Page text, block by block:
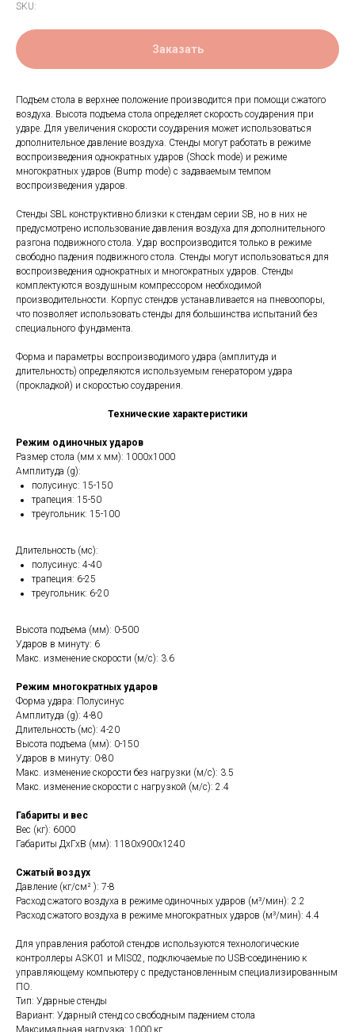
SKU:
Заказать
Подъем стола в верхнее положение производится при помощи сжатого
воздуха. Высота подъема стола определяет скорость соударения при
ударе. Для увеличения скорости соударения может использоваться
дополнительное давление воздуха. Стенды могут работать в режиме
воспроизведения однократных ударов (Shock mode) и режиме
многократных ударов (Bump mode) с задаваемым темпом
воспроизведения ударов.
Стенды SBL конструктивно близки к стендам серии SB, но в них не
предусмотрено использование давления воздуха для дополнительного
разгона подвижного стола. Удар воспроизводится только в режиме
свободно падения подвижного стола. Стенды могут использоваться для
воспроизведения однократных и многократных ударов. Стенды
комплектуются воздушным компрессором необходимой
производительности. Корпус стендов устанавливается на пневоопоры,
что позволяет использовать стенды для большинства испытаний без
специального фундамента.
Форма и параметры воспроизводимого удара (амплитуда и
длительность) определяются используемым генератором удара
(прокладкой) и скоростью соударения.
Технические характеристики
Режим одиночных ударов
Размер стола (мм х мм): 1000x1000
Амплитуда (g):
полусинус: 15-150
трапеция: 15-50
треугольник: 15-100
Длительность (мс):
полусинус: 4-40
трапеция: 6-25
треугольник: 6-20
Высота подъема (мм): 0-500
Ударов в минуту: 6
Макс. изменение скорости (м/с): 3.6
Режим многократных ударов
Форма удара: Полусинус
Амплитуда (g): 4-80
Длительность (мс): 4-20
Высота подъема (мм): 0-150
Ударов в минуту: 0-80
Макс. изменение скорости без нагрузки (м/с): 3.5
Макс. изменение скорости с нагрузкой (м/с): 2.4
Габариты и вес
Вес (кг): 6000
Габариты ДхГхВ (мм): 1180x900x1240
Сжатый воздух
Давление (кг/см² ): 7-8
Расход сжатого воздуха в режиме одиночных ударов (м³/мин): 2.2
Расход сжатого воздуха в режиме многократных ударов (м³/мин): 4.4
Для управления работой стендов используются технологические
контроллеры ASK01 и MIS02, подключаемые по USB-соединению к
управляющему компьютеру с предустановленным специализированным
ПО.
Тип: Ударные стенды
Вариант: Ударный стенд со свободным падением стола
Максимальная нагрузка: 1000 кг